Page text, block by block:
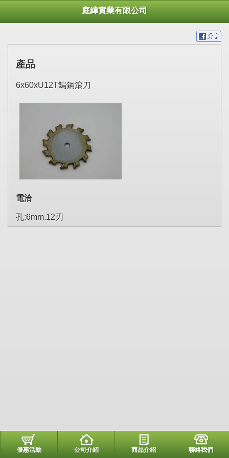
庭緯實業有限公司
產品
6x60xU12T鵭鋼滾刀
電洽
孔:6mm.12刃
優惠活動 公司介紹 商品介紹 聯絡我們